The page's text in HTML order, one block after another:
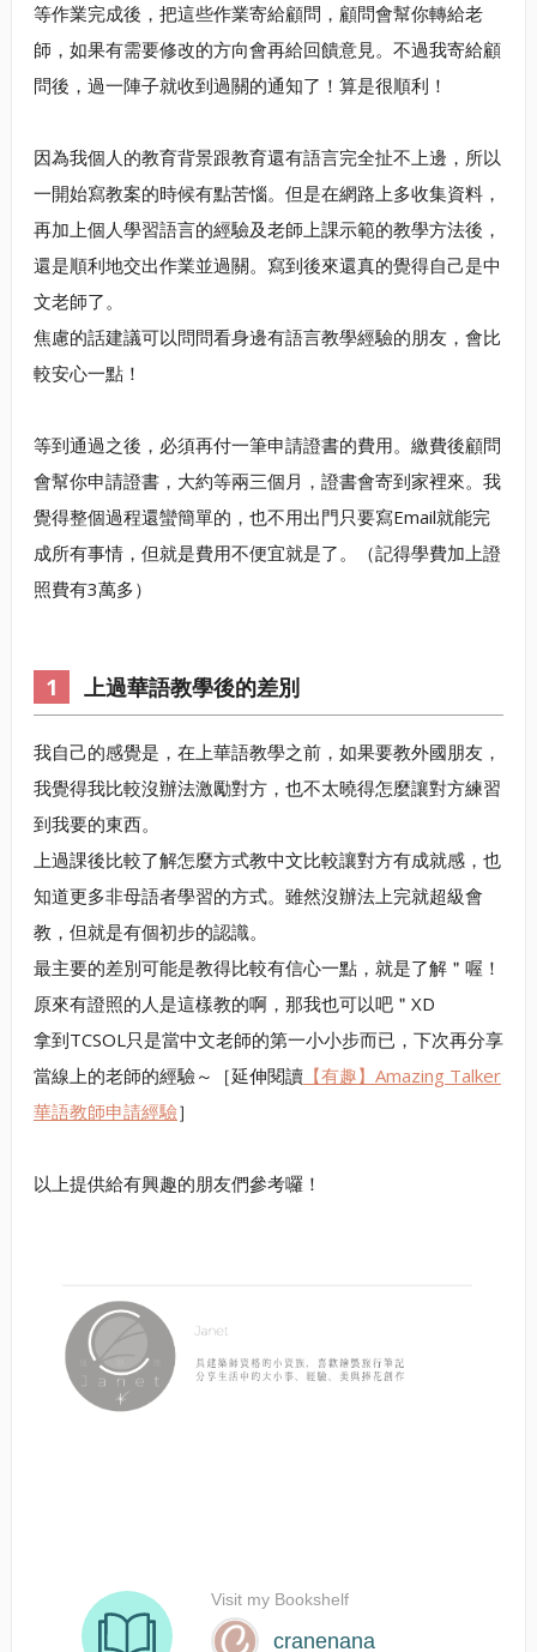
等作業完成後，把這些作業寄給顧問，顧問會幫你轉給老
師，如果有需要修改的方向會再給回饋意見。不過我寄給顧
問後，過一陣子就收到過關的通知了！算是很順利！
因為我個人的教育背景跟教育還有語言完全扯不上邊，所以
一開始寫教案的時候有點苦惱。但是在網路上多收集資料，
再加上個人學習語言的經驗及老師上課示範的教學方法後，
還是順利地交出作業並過關。寫到後來還真的覺得自己是中
文老師了。
焦慮的話建議可以問問看身邊有語言教學經驗的朋友，會比
較安心一點！
等到通過之後，必須再付一筆申請證書的費用。繳費後顧問
會幫你申請證書，大約等兩三個月，證書會寄到家裡來。我
覺得整個過程還蠻簡單的，也不用出門只要寫Email就能完
成所有事情，但就是費用不便宜就是了。（記得學費加上證
照費有3萬多）
上過華語教學後的差別
我自己的感覺是，在上華語教學之前，如果要教外國朋友，
我覺得我比較沒辦法激勵對方，也不太曉得怎麼讓對方練習
到我要的東西。
上過課後比較了解怎麼方式教中文比較讓對方有成就感，也
知道更多非母語者學習的方式。雖然沒辦法上完就超級會
教，但就是有個初步的認識。
最主要的差別可能是教得比較有信心一點，就是了解＂喔！
原來有證照的人是這樣教的啊，那我也可以吧＂XD
拿到TCSOL只是當中文老師的第一小小步而已，下次再分享
當線上的老師的經驗～［延伸閱讀【有趣】Amazing Talker
華語教師申請經驗］
以上提供給有興趣的朋友們參考囉！